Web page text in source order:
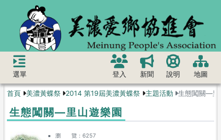
選單 登入 新聞 說明 地圖
首頁 美濃黃蝶祭 2014 第19屆美濃黃蝶祭 主題活動 生態闖關—里
生態闖關—里山遊樂園
瀏 覽
6257